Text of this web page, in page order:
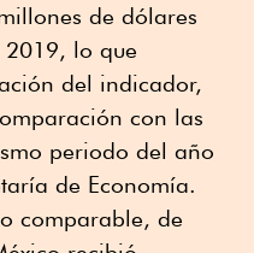
de dólares
2019, lo que
del indicador,
con las
periodo del año
de Economía.
comparable, de